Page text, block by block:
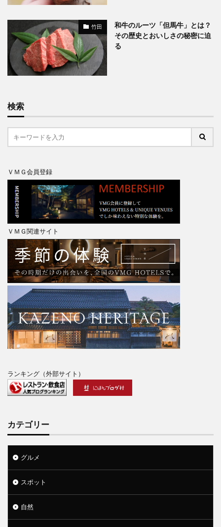
竹田
和牛のルーツ「但馬牛」とは？
その歴史とおいしさの秘密に迫
る
検索
ＶＭＧ会員登録
ＶＭＧ関連サイト
ランキング（外部サイト）
カテゴリー
グルメ
スポット
自然